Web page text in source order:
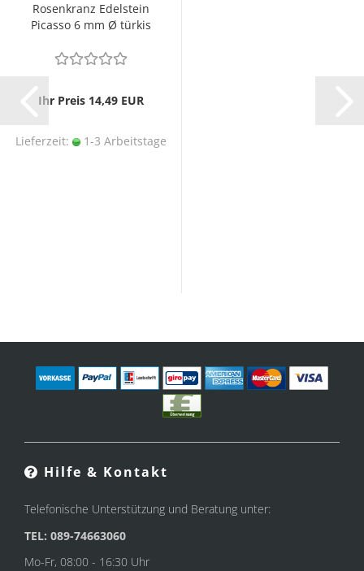
Rosenkranz Edelstein
Picasso 6 mm Ø türkis
Ihr Preis 14,49 EUR
Lieferzeit: 1-3 Arbeitstage
Hilfe & Kontakt
Telefonische Unterstützung und Beratung unter:
TEL: 089-74663060
Mo-Fr, 08:00 - 16:30 Uhr